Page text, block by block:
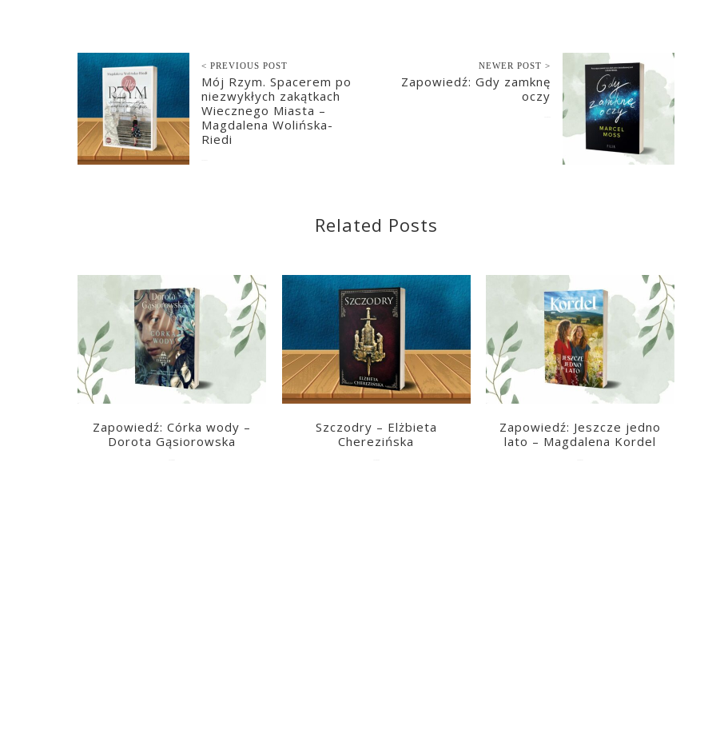
< PREVIOUS POST
Mój Rzym. Spacerem po
niezwykłych zakątkach
Wiecznego Miasta –
Magdalena Wolińska-
Riedi
NEWER POST >
Zapowiedź: Gdy zamknę
oczy
Related Posts
Zapowiedź: Córka wody –
Dorota Gąsiorowska
Szczodry – Elżbieta
Cherezińska
Zapowiedź: Jeszcze jedno
lato – Magdalena Kordel